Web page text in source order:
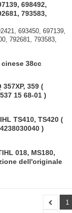
698492,
793583,
693450, 697139,
792681, 793583,
cinese 38cc
357XP, 359 (
15 68-01 )
TS410, TS420 (
)
018, MS180,
dell'originale
1